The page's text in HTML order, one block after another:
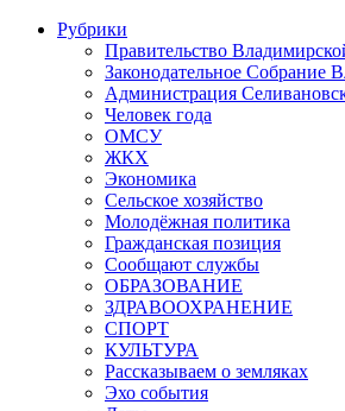
Рубрики
Правительство
Законодательное Собрание
Администрация
Человек года
ОМСУ
ЖКХ
Экономика
Сельское хозяйство
Молодёжная политика
Гражданская позиция
Сообщают службы
ОБРАЗОВАНИЕ
ЗДРАВООХРАНЕНИЕ
СПОРТ
КУЛЬТУРА
Рассказываем о земляках
Эхо события